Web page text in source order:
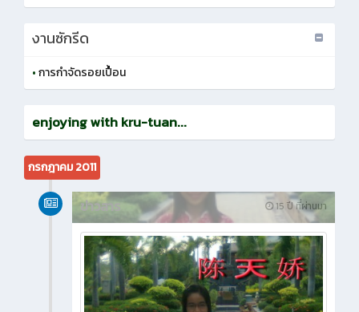
งานซักรีด
•การกำจัดรอยเปื้อน
enjoying with kru-tuan...
กรกฎาคม 2011
15 ปี ที่ผ่านมา
ข่าวสาร